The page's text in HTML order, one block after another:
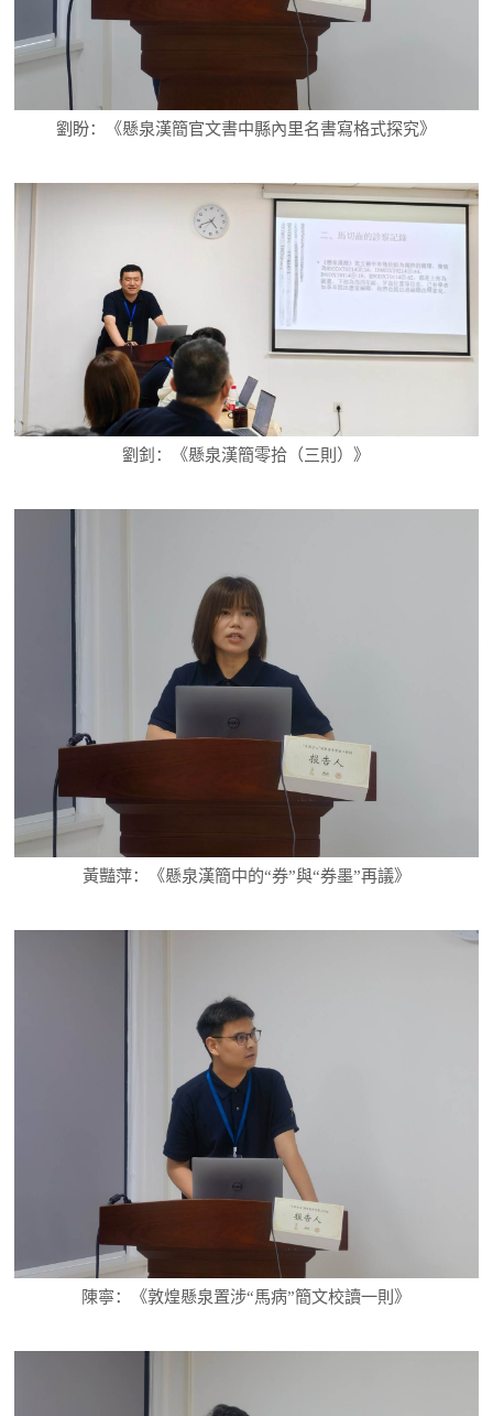
劉盼：《懸泉漢簡官文書中縣內里名書寫格式探究》
劉釗：《懸泉漢簡零拾（三則）》
黃豔萍：《懸泉漢簡中的“券”與“券墨”再議》
陳寧：《敦煌懸泉置涉“馬病”簡文校讀一則》